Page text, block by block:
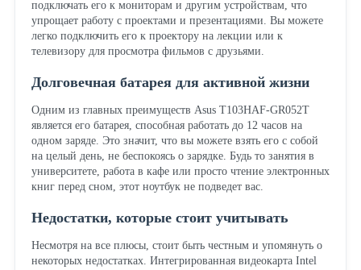
подключать его к мониторам и другим устройствам, что
упрощает работу с проектами и презентациями. Вы можете
легко подключить его к проектору на лекции или к
телевизору для просмотра фильмов с друзьями.
Долговечная батарея для активной жизни
Одним из главных преимуществ Asus T103HAF-GR052T
является его батарея, способная работать до 12 часов на
одном заряде. Это значит, что вы можете взять его с собой
на целый день, не беспокоясь о зарядке. Будь то занятия в
университете, работа в кафе или просто чтение электронных
книг перед сном, этот ноутбук не подведет вас.
Недостатки, которые стоит учитывать
Несмотря на все плюсы, стоит быть честным и упомянуть о
некоторых недостатках. Интегрированная видеокарта Intel